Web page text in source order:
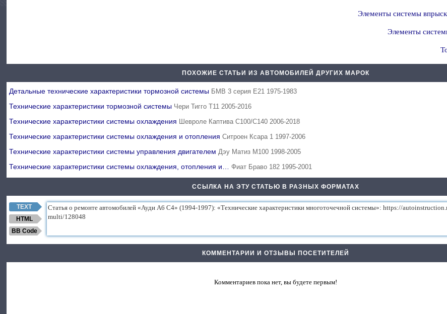
Элементы системы
Элементы
ПОХОЖИЕ СТАТЬИ ИЗ АВТОМОБИЛЕЙ ДРУГИХ МАРОК
Детальные технические характеристики тормозной системы БМВ 3 серия Е21 1975-1983
Технические характеристики тормозной системы Чери Тигго Т11 2005-2016
Технические характеристики системы охлаждения Шевроле Каптива С100/С140 2006-2018
Технические характеристики системы охлаждения и отопленияСитроен Ксара 1 1997-2006
Технические характеристики системы управления двигателем Дэу Матиз М100 1998-2005
Технические характеристики системы охлаждения, отопления и…Фиат Браво 182 1995-2001
ССЫЛКА НА ЭТУ СТАТЬЮ В РАЗНЫХ ФОРМАТАХ
TEXT
HTML
BB Code
КОММЕНТАРИИ И ОТЗЫВЫ ПОСЕТИТЕЛЕЙ
Комментариев пока нет, вы будете первым!